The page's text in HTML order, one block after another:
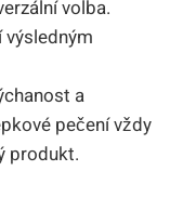
volba.
a
pečení vždy
produkt.